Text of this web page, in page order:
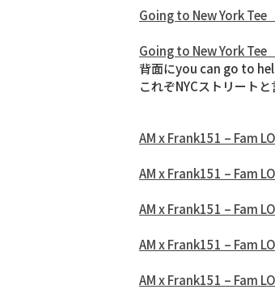
Going to New York
Going to New York
背面にyou can go to
これぞNYCストリート
AM x Frank151 – Fam
AM x Frank151 – Fam
AM x Frank151 – Fam
AM x Frank151 – Fam
AM x Frank151 – Fam